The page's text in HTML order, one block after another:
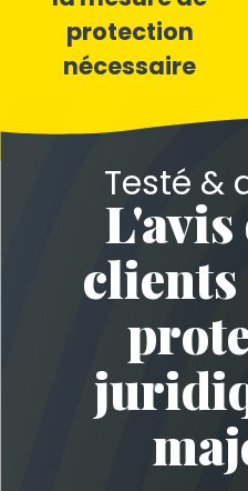
protection
nécessaire
Testé &
L'avis